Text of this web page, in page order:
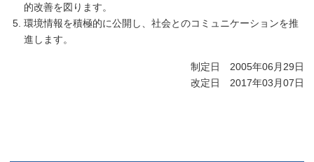
的改善を図ります。
環境情報を積極的に公開し、社会とのコミュニケーションを推
進します。
制定日 2005年06月29日
改定日 2017年03月07日